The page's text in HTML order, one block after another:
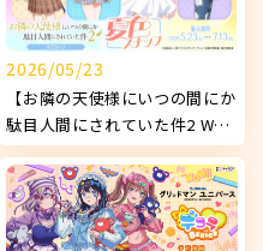
2026/05/23
【お隣の天使様にいつの間にか
駄目人間にされていた件2 WEB
くじ ～夏色スナップ～】販売
開始!